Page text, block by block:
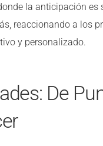
la anticipación es
reaccionando a los
y personalizado.
De